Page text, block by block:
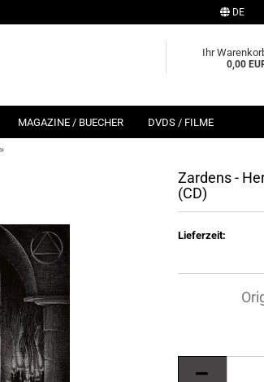
DE
Ihr
0,00
MAGAZINE / BUECHER DVDS / FILME
»
Zardens -
(CD)
Lieferzeit: